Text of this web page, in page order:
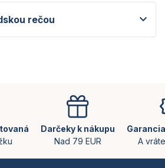
rečou
Darčeky k nákupu
Nad 79 EUR
A